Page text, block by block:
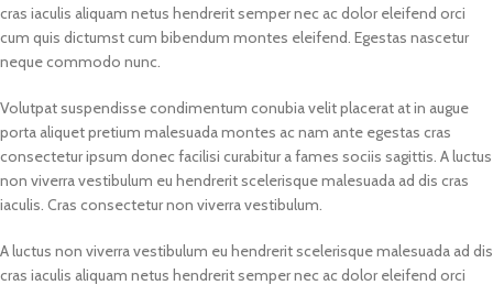
cras iaculis aliquam netus hendrerit semper nec ac dolor eleifend orci
cum quis dictumst cum bibendum montes eleifend. Egestas nascetur
neque commodo nunc.
Volutpat suspendisse condimentum conubia velit placerat at in augue
porta aliquet pretium malesuada montes ac nam ante egestas cras
consectetur ipsum donec facilisi curabitur a fames sociis sagittis. A luctus
non viverra vestibulum eu hendrerit scelerisque malesuada ad dis cras
iaculis. Cras consectetur non viverra vestibulum.
A luctus non viverra vestibulum eu hendrerit scelerisque malesuada ad dis
cras iaculis aliquam netus hendrerit semper nec ac dolor eleifend orci